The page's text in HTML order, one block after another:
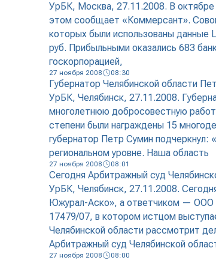
УрБК, Москва, 27.11.2008. В октябре
этом сообщает «Коммерсант».
которых были использованы данные
руб. Прибыльными оказались 683
госкорпорацией,
27 ноября 2008 08:30
Губернатор Челябинской области
УрБК, Челябинск, 27.11.2008.
многолетнюю добросовестную
степени были награждены 15
губернатор Петр Сумин подчеркнул:
региональном уровне. Наша область
27 ноября 2008 08:01
Сегодня Арбитражный суд
УрБК, Челябинск, 27.11.2008.
Южурал-Аско», а ответчиком — ООО
17479/07, в котором истцом
Челябинской области рассмотрит
Арбитражный суд Челябинской
27 ноября 2008 08:00